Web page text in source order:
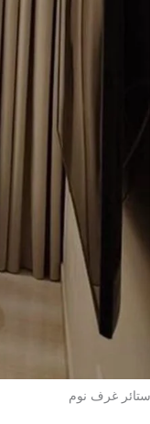
ستائر غرف نوم